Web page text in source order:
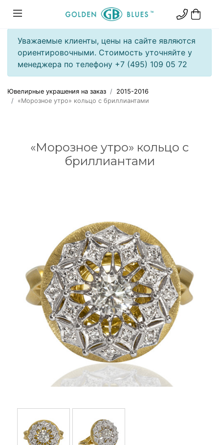
Уважаемые клиенты, цены на сайте являются
ориентировочными. Стоимость уточняйте у
менеджера по телефону +7 (495) 109 05 72
Ювелирные украшения на заказ
2015-2016
«Морозное утро» кольцо с бриллиантами
«Морозное утро» кольцо с
бриллиантами